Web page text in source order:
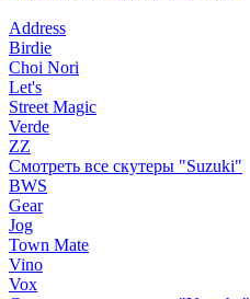
Address
Birdie
Choi Nori
Let's
Street Magic
Verde
ZZ
Смотреть все скутеры "Suzuki"
BWS
Gear
Jog
Town Mate
Vino
Vox